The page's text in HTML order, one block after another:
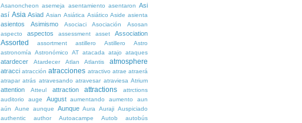
Asanoncheon asemeja asentamiento asentaron Asi
así Asia Asiad Asian Asiática Asiático Aside asienta
asientos Asimismo Asociaci Asociación
Asosan
aspecto
aspectos assessment asset Association
Assorted assortment astillero Astillero
Astro
astronomía
Astronómico AT atacada atajo ataques
atardecer Atardecer Atlan Atlantis atmosphere
atracci atracción atracciones atractivo atrae atraerá
atrapar atrás atravesando atravesar atraviesa Atrium
attention Atteul attraction attractions
attrctions
auditorio
auge August aumentando aumento
aun
aún
Aune aunque Aunque Aura Auraji Auspiciado
authentic
author Autoacampe Autob autobús